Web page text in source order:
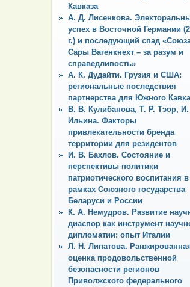
Кавказа
А. Д. Лисенкова.
успех в Восточной Германии
г.) и последующий спад
Сары Вагенкнехт – за разум и
справедливость»
А. К. Дудайти. Грузия и США:
региональные последствия
партнерства для Южного
В. В. Кулибанова, Т. Р. Тэор,
Ильина. Факторы
привлекательности бренда
территории для резидентов
И. В. Бахлов. Состояние и
перспективы политики
патриотического воспитания в
рамках Союзного государства
Беларуси и России
К. А. Немудров. Развитие
диаспор как инструмент
дипломатии: опыт Италии
Л. Н. Липатова.
оценка продовольственной
безопасности регионов
Приволжского федерального